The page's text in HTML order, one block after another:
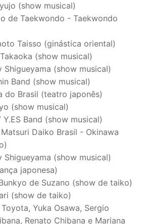
(show musical)
de Taekwondo - Taekwondo
Taisso (ginástica oriental)
(show musical)
Shigueyama (show musical)
Band (show musical)
do Brasil (teatro japonês)
(show musical)
Band (show musical)
Daiko Brasil - Okinawa
Shigueyama (show musical)
japonesa)
de Suzano (show de taiko)
(show de taiko)
Yuka Osawa, Sergio
Renato Chibana e Mariana